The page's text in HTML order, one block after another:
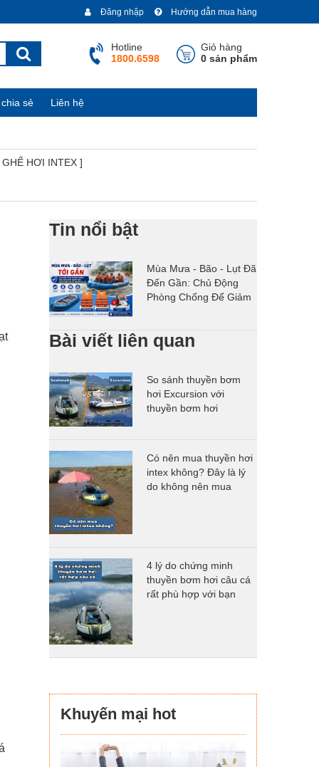
Hướng dẫn mua hàng
Đăng nhập
Giỏ hàng
0 sản phẩm
Hotline
1800.6598
sẻ Liên hệ
GHẾ HƠI INTEX ]
Tin nổi bật
Mùa Mưa - Bão - Lụt Đã
Đến Gần: Chủ Động
Phòng Chống Để Giảm
Bài viết liên quan
So sánh thuyền bơm
hơi Excursion với
thuyền bơm hơi
Có nên mua thuyền hơi
intex không? Đây là lý
do không nên mua
4 lý do chứng minh
thuyền bơm hơi câu cá
rất phù hợp với bạn
Khuyến mại hot